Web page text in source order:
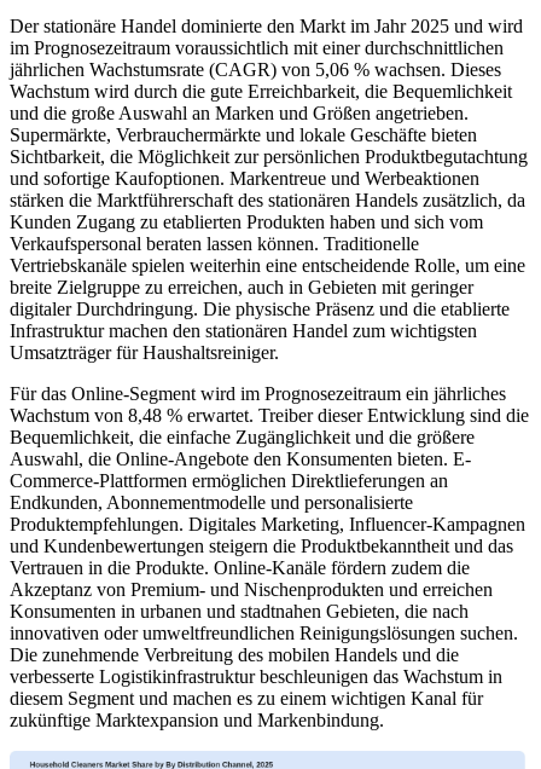
Der stationäre Handel dominierte den Markt im Jahr 2025 und wird
im Prognosezeitraum voraussichtlich mit einer durchschnittlichen
jährlichen Wachstumsrate (CAGR) von 5,06 % wachsen. Dieses
Wachstum wird durch die gute Erreichbarkeit, die Bequemlichkeit
und die große Auswahl an Marken und Größen angetrieben.
Supermärkte, Verbrauchermärkte und lokale Geschäfte bieten
Sichtbarkeit, die Möglichkeit zur persönlichen Produktbegutachtung
und sofortige Kaufoptionen. Markentreue und Werbeaktionen
stärken die Marktführerschaft des stationären Handels zusätzlich, da
Kunden Zugang zu etablierten Produkten haben und sich vom
Verkaufspersonal beraten lassen können. Traditionelle
Vertriebskanäle spielen weiterhin eine entscheidende Rolle, um eine
breite Zielgruppe zu erreichen, auch in Gebieten mit geringer
digitaler Durchdringung. Die physische Präsenz und die etablierte
Infrastruktur machen den stationären Handel zum wichtigsten
Umsatzträger für Haushaltsreiniger.
Für das Online-Segment wird im Prognosezeitraum ein jährliches
Wachstum von 8,48 % erwartet. Treiber dieser Entwicklung sind die
Bequemlichkeit, die einfache Zugänglichkeit und die größere
Auswahl, die Online-Angebote den Konsumenten bieten. E-
Commerce-Plattformen ermöglichen Direktlieferungen an
Endkunden, Abonnementmodelle und personalisierte
Produktempfehlungen. Digitales Marketing, Influencer-Kampagnen
und Kundenbewertungen steigern die Produktbekanntheit und das
Vertrauen in die Produkte. Online-Kanäle fördern zudem die
Akzeptanz von Premium- und Nischenprodukten und erreichen
Konsumenten in urbanen und stadtnahen Gebieten, die nach
innovativen oder umweltfreundlichen Reinigungslösungen suchen.
Die zunehmende Verbreitung des mobilen Handels und die
verbesserte Logistikinfrastruktur beschleunigen das Wachstum in
diesem Segment und machen es zu einem wichtigen Kanal für
zukünftige Marktexpansion und Markenbindung.